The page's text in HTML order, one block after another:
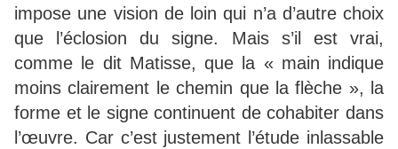
impose une vision de loin qui n’a d’autre choix
que l’éclosion du signe. Mais s’il est vrai,
comme le dit Matisse, que la « main indique
moins clairement le chemin que la flèche », la
forme et le signe continuent de cohabiter dans
l’œuvre. Car c’est justement l’étude inlassable